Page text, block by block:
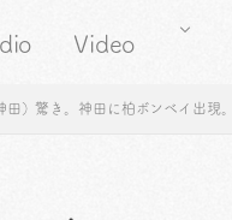
Video
）驚き。神田に柏ボンベイ出現。